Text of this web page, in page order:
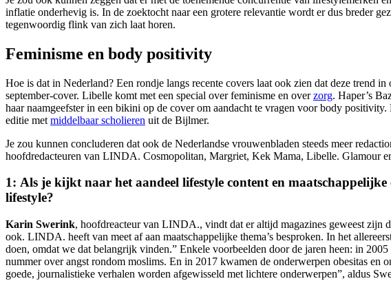
inflatie onderhevig is. In de zoektocht naar een grotere relevantie wordt er dus breder
tegenwoordig flink van zich laat horen.
Feminisme en body positivity
Hoe is dat in Nederland? Een rondje langs recente covers laat ook zien dat deze trend
september-cover. Libelle komt met een special over feminisme en overzorg. Haper’s
haar naamgeefster in een bikini op de cover om aandacht te vragen voor body
editie met middelbaar scholieren uit de Bijlmer.
Je zou kunnen concluderen dat ook de Nederlandse vrouwenbladen steeds meer
hoofdredacteuren van LINDA. Cosmopolitan, Margriet, Kek Mama, Libelle. Glamour
1: Als je kijkt naar het aandeel lifestyle content en
lifestyle?
Karin Swerink, hoofdreacteur van LINDA., vindt dat er altijd magazines geweest zijn
ook. LINDA. heeft van meet af aan maatschappelijke thema’s besproken. In het
doen, omdat we dat belangrijk vinden.” Enkele voorbeelden door de jaren heen: in
nummer over angst rondom moslims. En in 2017 kwamen de onderwerpen obesitas en
goede, journalistieke verhalen worden afgewisseld met lichtere onderwerpen”, aldus